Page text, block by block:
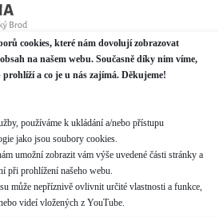
cookies, které nám dovolují zobrazovat
na našem webu. Současně díky nim víme,
a co je u nás zajímá. Děkujeme!
používáme k ukládání a/nebo přístupu
jako jsou soubory cookies.
umožní zobrazit vám výše uvedené části stránky a
při prohlížení našeho webu.
může nepříznivě ovlivnit určité vlastnosti a funkce,
videí vložených z YouTube.
Brod
a parkování